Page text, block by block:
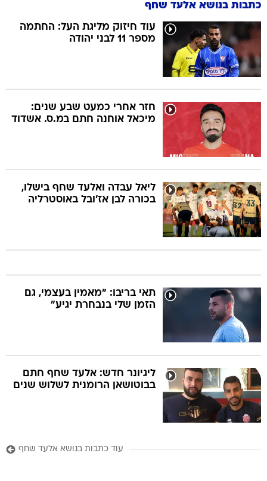
כתבות בנושא אלעד שחף
עוד חיזוק מליגת העל: החתמה
מספר 11 לבני יהודה
חזר אחרי כמעט שבע שנים:
מיכאל אוחנה חתם במ.ס. אשדוד
ליאל עבדה ואלעד שחף בישלו,
בכורה לבן אז'ובל באוסטרליה
תאי בריבו: "מאמין בעצמי, גם
הזמן שלי בנבחרת יגיע"
ליגיונר חדש: אלעד שחף חתם
בבוטושאן הרומנית לשלוש שנים
עוד כתבות בנושא אלעד שחף